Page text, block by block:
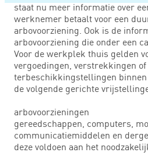
staat nu meer informatie over
werknemer betaalt voor een
arbovoorziening. Ook is de
arbovoorziening die onder een
Voor de werkplek thuis gelden
vergoedingen, verstrekkingen of
terbeschikkingstellingen
de volgende gerichte
arbovoorzieningen
gereedschappen, computers,
communicatiemiddelen en
deze voldoen aan het